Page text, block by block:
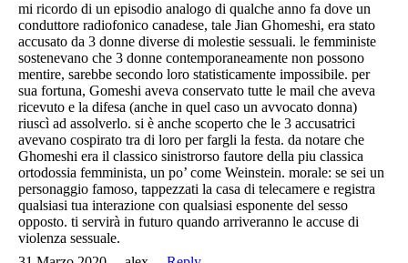
mi ricordo di un episodio analogo di qualche anno fa dove un
conduttore radiofonico canadese, tale Jian Ghomeshi, era stato
accusato da 3 donne diverse di molestie sessuali. le femministe
sostenevano che 3 donne contemporaneamente non possono
mentire, sarebbe secondo loro statisticamente impossibile. per
sua fortuna, Gomeshi aveva conservato tutte le mail che aveva
ricevuto e la difesa (anche in quel caso un avvocato donna)
riuscì ad assolverlo. si è anche scoperto che le 3 accusatrici
avevano cospirato tra di loro per fargli la festa. da notare che
Ghomeshi era il classico sinistrorso fautore della piu classica
ortodossia femminista, un po’ come Weinstein. morale: se sei un
personaggio famoso, tappezzati la casa di telecamere e registra
qualsiasi tua interazione con qualsiasi esponente del sesso
opposto. ti servirà in futuro quando arriveranno le accuse di
violenza sessuale.